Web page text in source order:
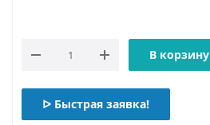
В корзину
ᐅ Быстрая заявка!